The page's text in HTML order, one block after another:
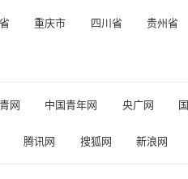
重庆市 四川省 贵州省
网 中国青年网 央广网
腾讯网 搜狐网 新浪网